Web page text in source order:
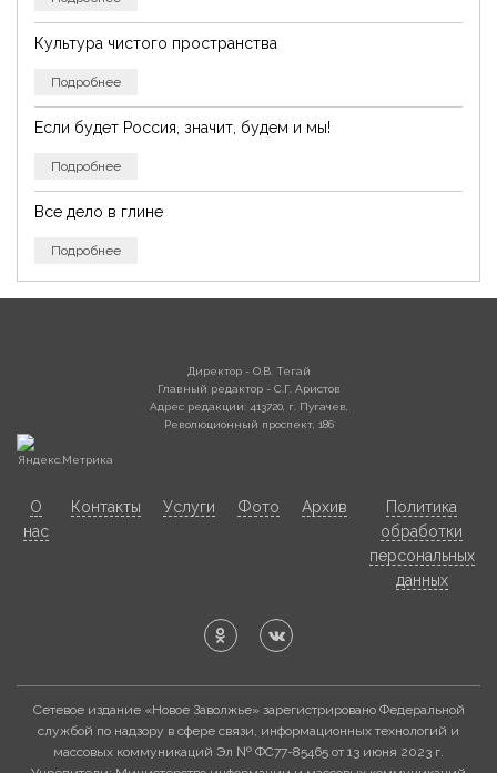
Культура чистого пространства
Подробнее
Если будет Россия, значит, будем и мы!
Подробнее
Все дело в глине
Подробнее
Директор - О.В. Тегай
Главный редактор - С.Г. Аристов
Адрес редакции: 413720, г. Пугачев,
Революционный проспект, 186
О
нас
Контакты Услуги Фото Архив
Политика
обработки
персональных
данных
Сетевое издание «Новое Заволжье» зарегистрировано Федеральной
службой по надзору в сфере связи, информационных технологий и
массовых коммуникаций Эл № ФС77-85465 от 13 июня 2023 г.